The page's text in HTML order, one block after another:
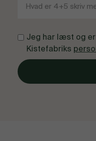
Jeg har læst og
Kistefabriks